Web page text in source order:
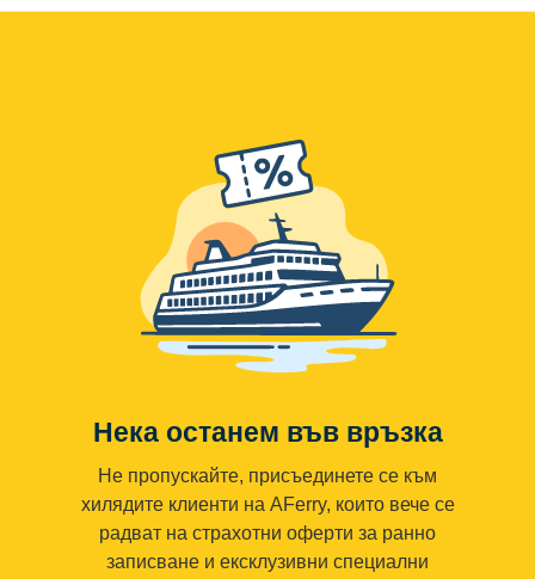
Нека останем във връзка
Не пропускайте, присъединете се към
хилядите клиенти на AFerry, които вече се
радват на страхотни оферти за ранно
записване и ексклузивни специални